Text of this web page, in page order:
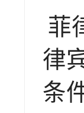
菲
律
条